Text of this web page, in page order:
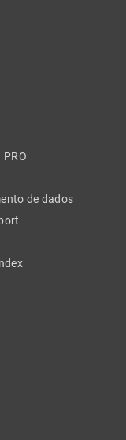
de dados